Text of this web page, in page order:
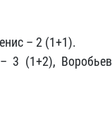
– 2 (1+1).
3 (1+2), Воробьев